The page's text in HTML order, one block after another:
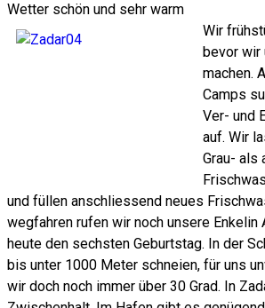
Wetter schön und sehr warm
Wir
bevor
machen.
Camps
Ver- und
auf. Wir
Grau- als
und füllen anschliessend neues
wegfahren rufen wir noch unsere Enkelin
heute den sechsten Geburtstag. In der
bis unter 1000 Meter schneien, für uns
wir doch noch immer über 30 Grad. In